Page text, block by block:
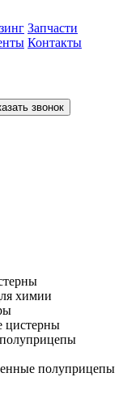
Запчасти
Контакты
звонок